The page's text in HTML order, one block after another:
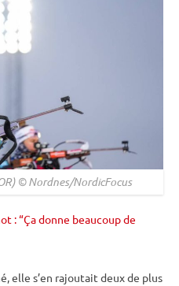
© Nordnes/NordicFocus
: “Ça donne beaucoup de
, elle s’en rajoutait deux de plus